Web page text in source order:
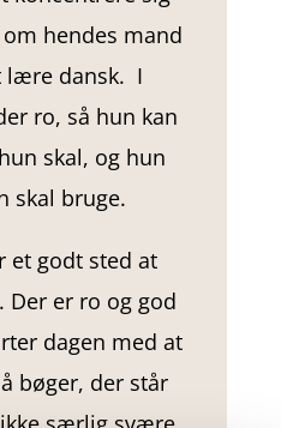
hendes mand
lære dansk. I
ro, så hun kan
skal, og hun
skal bruge.
et godt sted at
er ro og god
dagen med at
bøger, der står